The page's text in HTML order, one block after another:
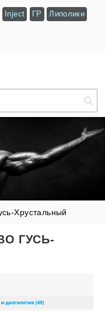
Inject ГР Липолики
Хрустальный
ГУСЬ-